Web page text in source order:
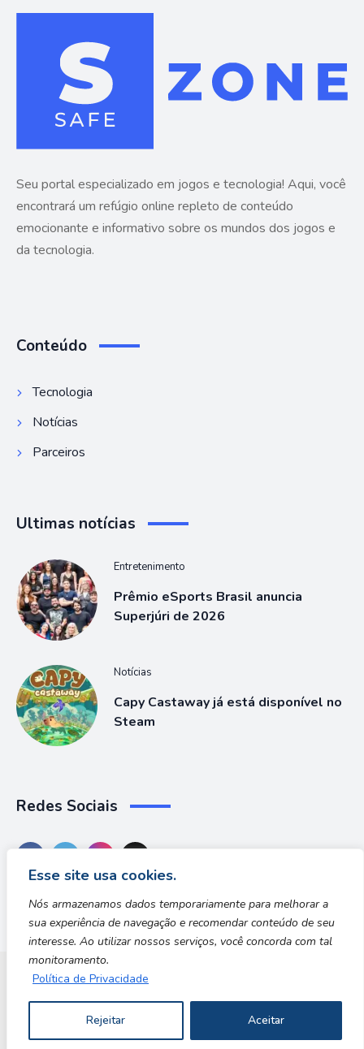
Esse site usa cookies.
Nós armazenamos dados temporariamente para melhorar a
sua experiência de navegação e recomendar conteúdo de seu
interesse. Ao utilizar nossos serviços, você concorda com tal
monitoramento.
Política de Privacidade
Rejeitar Aceitar
Seu portal especializado em jogos e tecnologia! Aqui, você
encontrará um refúgio online repleto de conteúdo
emocionante e informativo sobre os mundos dos jogos e
da tecnologia.
Conteúdo
Tecnologia
Notícias
Parceiros
Ultimas notícias
Entretenimento
Prêmio eSports Brasil anuncia
Superjúri de 2026
Notícias
Capy Castaway já está disponível no
Steam
Redes Sociais
Copyright © 2026 | Desenvolvido por Safe Zone